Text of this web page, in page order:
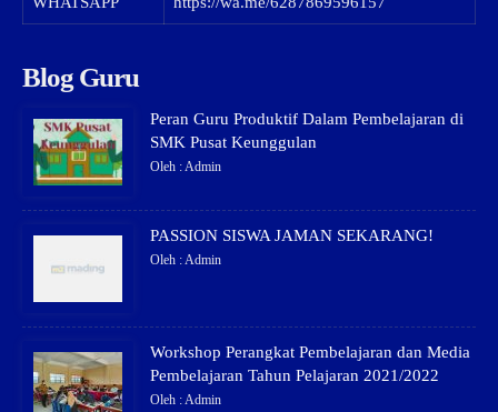
Blog Guru
Peran Guru Produktif Dalam Pembelajaran di
SMK Pusat Keunggulan
Oleh : Admin
PASSION SISWA JAMAN SEKARANG!
Oleh : Admin
Workshop Perangkat Pembelajaran dan Media
Pembelajaran Tahun Pelajaran 2021/2022
Oleh : Admin